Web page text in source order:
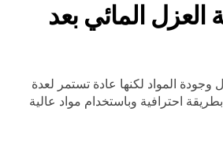
العزل المائي بعد
المواد لكنها عادة تستمر لعدة
احترافية وباستخدام مواد عالية